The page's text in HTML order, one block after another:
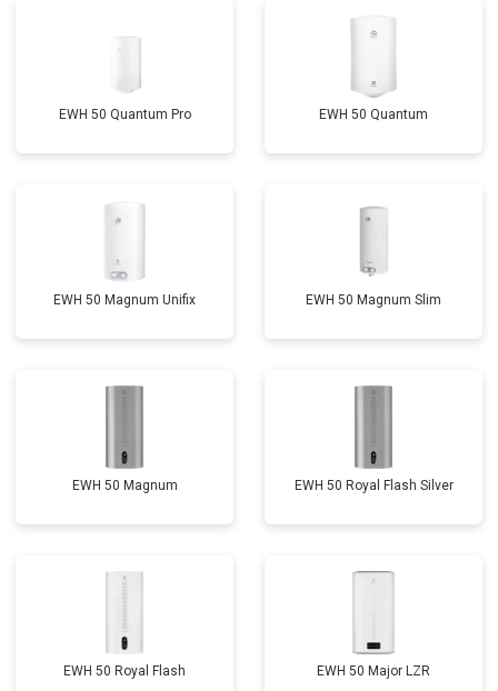
EWH 50 Quantum Pro EWH 50 Quantum
EWH 50 Magnum Unifix EWH 50 Magnum Slim
EWH 50 Magnum EWH 50 Royal Flash Silver
EWH 50 Royal Flash EWH 50 Major LZR